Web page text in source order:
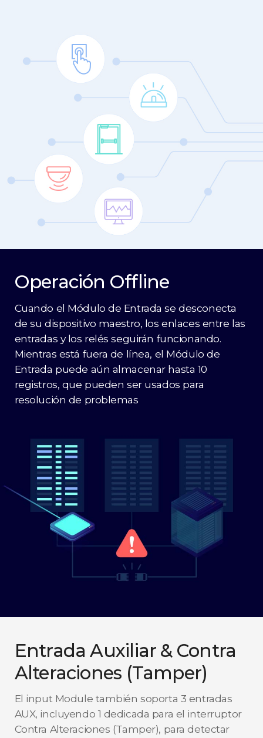
Operación Offline
Cuando el Módulo de Entrada se desconecta
de su dispositivo maestro, los enlaces entre las
entradas y los relés seguirán funcionando.
Mientras está fuera de línea, el Módulo de
Entrada puede aún almacenar hasta 10
registros, que pueden ser usados para
resolución de problemas
Entrada Auxiliar & Contra
Alteraciones (Tamper)
El input Module también soporta 3 entradas
AUX, incluyendo 1 dedicada para el interruptor
Contra Alteraciones (Tamper), para detectar